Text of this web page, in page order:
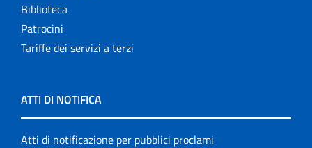
Biblioteca
Patrocini
Tariffe dei servizi a terzi
ATTI DI NOTIFICA
Atti di notificazione per pubblici proclami